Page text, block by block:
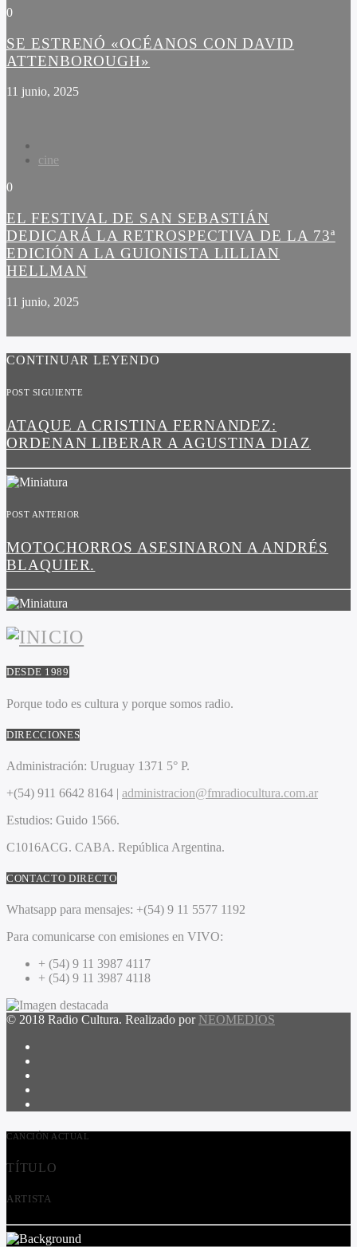
0
SE ESTRENÓ «OCÉANOS CON DAVID
ATTENBOROUGH»
11 junio, 2025
cine
0
EL FESTIVAL DE SAN SEBASTIÁN
DEDICARÁ LA RETROSPECTIVA DE LA 73ª
EDICIÓN A LA GUIONISTA LILLIAN
HELLMAN
11 junio, 2025
CONTINUAR LEYENDO
POST SIGUIENTE
ATAQUE A CRISTINA FERNANDEZ:
ORDENAN LIBERAR A AGUSTINA DIAZ
POST ANTERIOR
MOTOCHORROS ASESINARON A ANDRÉS
BLAQUIER.
DESDE 1989
Porque todo es cultura y porque somos radio.
DIRECCIONES
Administración: Uruguay 1371 5° P.
+(54) 911 6642 8164 | administracion@fmradiocultura.com.ar
Estudios: Guido 1566.
C1016ACG. CABA. República Argentina.
CONTACTO DIRECTO
Whatsapp para mensajes: +(54) 9 11 5577 1192
Para comunicarse con emisiones en VIVO:
+ (54) 9 11 3987 4117
+ (54) 9 11 3987 4118
© 2018 Radio Cultura. Realizado por NEOMEDIOS
CANCIÓN ACTUAL
TÍTULO
ARTISTA